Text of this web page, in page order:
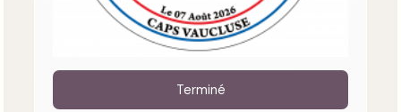
Terminé